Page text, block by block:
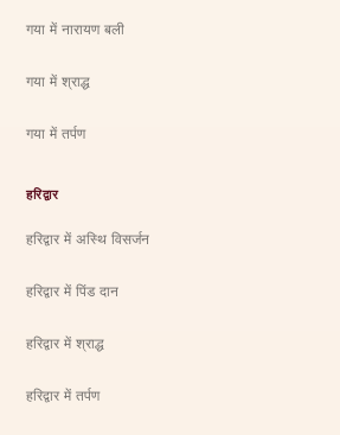
गया में नारायण बली
गया में श्राद्ध
गया में तर्पण
हरिद्वार
हरिद्वार में अस्थि विसर्जन
हरिद्वार में पिंड दान
हरिद्वार में श्राद्ध
हरिद्वार में तर्पण